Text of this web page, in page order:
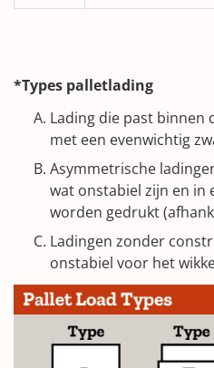
*Types palletlading
Lading die past binnen
met een evenwichtig
Asymmetrische
wat onstabiel zijn en in
worden gedrukt
Ladingen zonder
onstabiel voor het